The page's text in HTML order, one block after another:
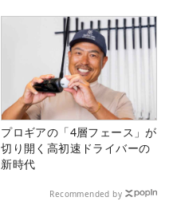
プロギアの「4層フェース」が
切り開く高初速ドライバーの
新時代
Recommended by